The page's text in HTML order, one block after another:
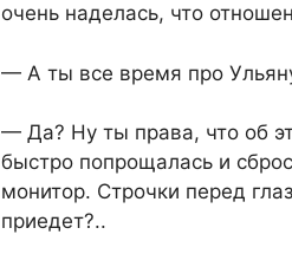
очень наделась, что
— А ты все время про
— Да? Ну ты права, что об
быстро попрощалась и
монитор. Строчки перед
приедет?..